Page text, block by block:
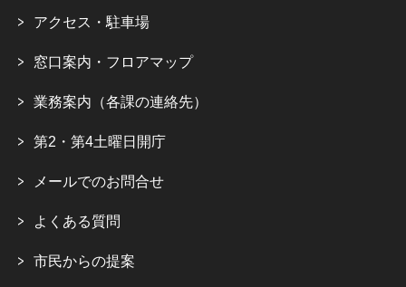
アクセス・駐車場
窓口案内・フロアマップ
業務案内（各課の連絡先）
第2・第4土曜日開庁
メールでのお問合せ
よくある質問
市民からの提案